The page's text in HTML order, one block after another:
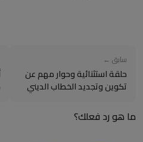
سابق ←
حلقة استثنائية وحوار مهم عن
تكوين وتجديد الخطاب الديني
ما هو رد فعلك؟